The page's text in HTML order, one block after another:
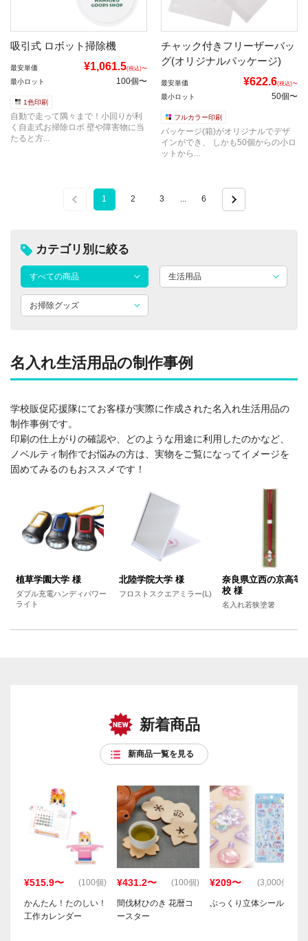
吸引式 ロボット掃除機
最安単価 ¥1,061.5(税込)〜
最小ロット 100個〜
1色印刷
自動で走って隅々まで！小回りが利
く自走式お掃除ロボ 壁や障害物に当
たると方...
チャック付きフリーザーバッ
グ(オリジナルパッケージ)
最安単価 ¥622.6(税込)〜
最小ロット 50個〜
フルカラー印刷
パッケージ(箱)がオリジナルでデザ
インができ、 しかも50個からの小ロ
ットから...
1 2 3 ... 6
カテゴリ別に絞る
すべての商品 生活用品
お掃除グッズ
名入れ生活用品の制作事例
学校販促応援隊にてお客様が実際に作成された名入れ生活用品の
制作事例です。
印刷の仕上がりの確認や、どのような用途に利用したのかなど、
ノベルティ制作でお悩みの方は、実物をご覧になってイメージを
固めてみるのもおススメです！
植草学園大学 様
ダブル充電ハンディパワー
ライト
北陸学院大学 様
フロストスクエアミラー(L)
奈良県立西の京高等
校 様
名入れ若狭塗箸
新着商品
新商品一覧を見る
¥515.9〜 (100個)
かんたん！たのしい！
工作カレンダー
¥431.2〜 (100個)
間伐材ひのき 花暦コ
ースター
¥209〜 (3,000個)
ぷっくり立体シール